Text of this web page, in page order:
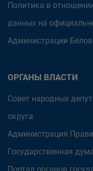
Политика в
данных на
Администрации
ОРГАНЫ ВЛАСТИ
Совет народных
округа
Администрация
Государственная